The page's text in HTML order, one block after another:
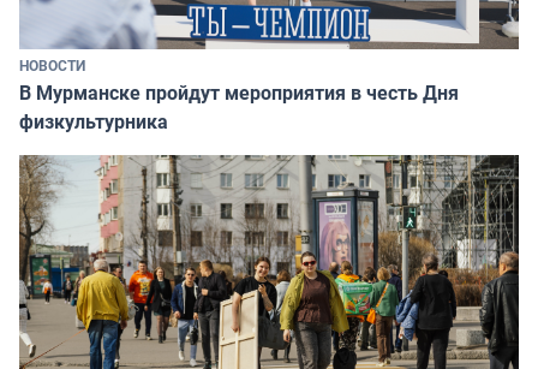
НОВОСТИ
В Мурманске пройдут мероприятия в честь Дня
физкультурника